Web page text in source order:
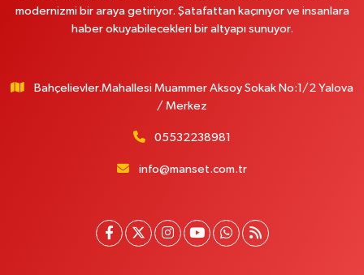
modernizmi bir araya getiriyor. Şatafattan kaçınıyor ve insanlara
haber okuyabilecekleri bir altyapı sunuyor.
Bahçelievler.Mahallesi Muammer Aksoy Sokak No:1/2 Yalova
/ Merkez
05532238981
info@manset.com.tr